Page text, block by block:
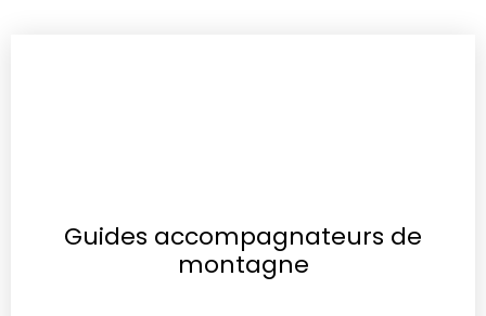
Guides accompagnateurs de
montagne